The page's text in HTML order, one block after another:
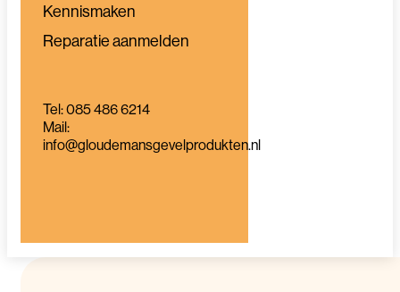
Kennismaken
Reparatie aanmelden
Tel: 085 486 6214
Mail:
info@gloudemansgevelprodukten.nl